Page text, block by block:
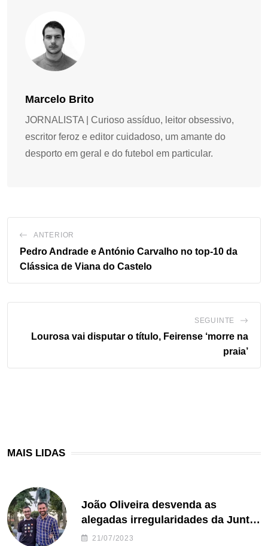
Marcelo Brito
JORNALISTA | Curioso assíduo, leitor obsessivo,
escritor feroz e editor cuidadoso, um amante do
desporto em geral e do futebol em particular.
ANTERIOR
Pedro Andrade e António Carvalho no top-10 da
Clássica de Viana do Castelo
SEGUINTE
Lourosa vai disputar o título, Feirense ‘morre na
praia’
MAIS LIDAS
João Oliveira desvenda as
alegadas irregularidades da Junta
de Freguesia S. João de Ver
21/07/2023